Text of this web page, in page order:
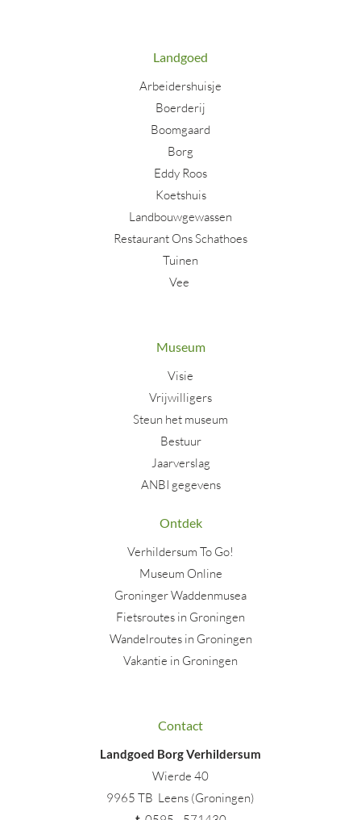
Landgoed
Arbeidershuisje
Boerderij
Boomgaard
Borg
Eddy Roos
Koetshuis
Landbouwgewassen
Restaurant Ons Schathoes
Tuinen
Vee
Museum
Visie
Vrijwilligers
Steun het museum
Bestuur
Jaarverslag
ANBI gegevens
Ontdek
Verhildersum To Go!
Museum Online
Groninger Waddenmusea
Fietsroutes in Groningen
Wandelroutes in Groningen
Vakantie in Groningen
Contact
Landgoed Borg Verhildersum
Wierde 40
9965 TB Leens (Groningen)